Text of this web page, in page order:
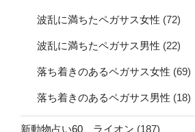
波乱に満ちたペガサス女性 (72)
波乱に満ちたペガサス男性 (22)
落ち着きのあるペガサス女性 (69)
落ち着きのあるペガサス男性 (18)
新動物占い60 ライオン (187)